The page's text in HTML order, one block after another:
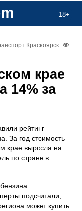
18+
Красноярск
крае
14% за
рейтинг
За год стоимость
крае выросла на
по стране в
подсчитали,
может купить